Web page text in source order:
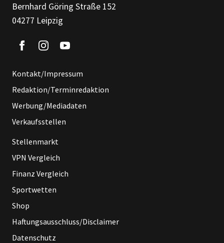
Bernhard Göring Straße 152
04277 Leipzig
Kontakt/Impressum
Redaktion/Terminredaktion
Werbung/Mediadaten
Verkaufsstellen
Stellenmarkt
VPN Vergleich
Finanz Vergleich
Sportwetten
Shop
Haftungsausschluss/Disclaimer
Datenschutz